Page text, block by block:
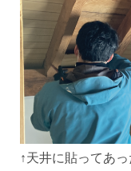
↑天井に貼ってあ